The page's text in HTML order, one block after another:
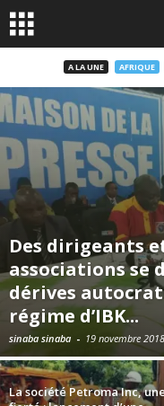
A LA UNE AFRIQUE
Des dirigeants
associations se
dérives
régime d’IBK...
sinaba sinaba - 19 novembre 2018
La société Petroma Inc, une